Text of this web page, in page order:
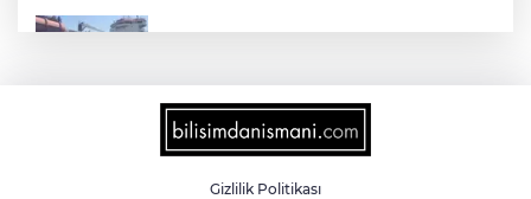
6 milyon emekliyi ilgilendiriyor... Emekli
aylığı fark ödemeleri 7 Ağustos'ta
Gizlilik Politikası